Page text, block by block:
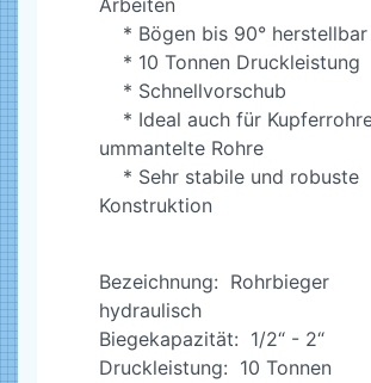
Arbeiten
* Bögen bis 90° herstellbar
* 10 Tonnen Druckleistung
* Schnellvorschub
* Ideal auch für
ummantelte Rohre
* Sehr stabile und robuste
Konstruktion
Bezeichnung: Rohrbieger
hydraulisch
Biegekapazität: 1/2“ - 2“
Druckleistung: 10 Tonnen